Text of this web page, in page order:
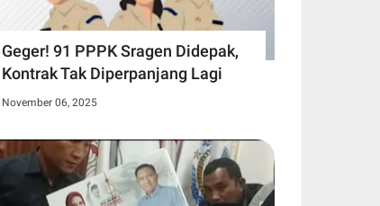
Geger! 91 PPPK Sragen Didepak,
Kontrak Tak Diperpanjang Lagi
November 06, 2025